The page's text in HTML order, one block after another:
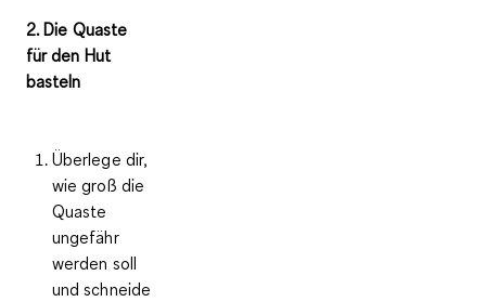
2. Die Quaste
für den Hut
basteln
Überlege dir,
wie groß die
Quaste
ungefähr
werden soll
und schneide